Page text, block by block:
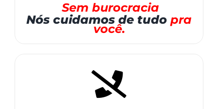
Sem burocracia
Nós cuidamos de tudo pra
você.